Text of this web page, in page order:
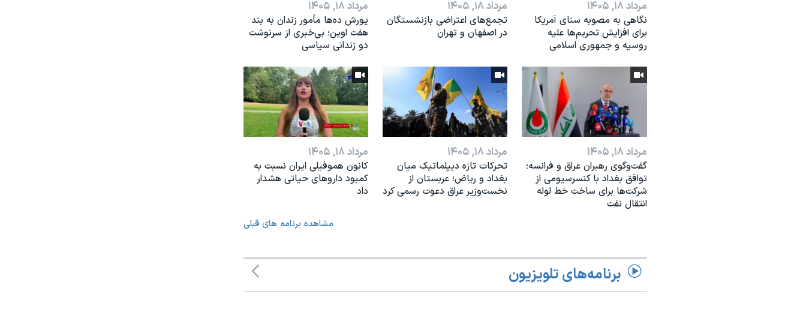
مرداد ۱۸, ۱۴۰۵
نگاهی به مصوبه سنای آمریکا
برای افزایش تحریم‌ها علیه
روسیه و جمهوری اسلامی
مرداد ۱۸, ۱۴۰۵
تجمع‌های اعتراضی بازنشستگان
در اصفهان و تهران
مرداد ۱۸, ۱۴۰۵
یورش ده‌ها مأمور زندان به بند
هفت اوین؛ بی‌خبری از سرنوشت
دو زندانی سیاسی
مرداد ۱۸, ۱۴۰۵
گفت‌وگوی رهبران عراق و فرانسه؛
توافق بغداد با کنسرسیومی از
شرکت‌ها برای ساخت خط لوله
انتقال نفت
مرداد ۱۸, ۱۴۰۵
تحرکات تازه دیپلماتیک میان
بغداد و ریاض؛ عربستان از
نخست‌وزیر عراق دعوت رسمی کرد
مرداد ۱۸, ۱۴۰۵
کانون هموفیلی ایران نسبت به
کمبود داروهای حیاتی هشدار
داد
مشاهده برنامه های قبلی
برنامه‌های تلویزیون